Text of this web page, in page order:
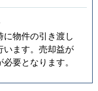
物件の引き渡し
います。売却益が
要となります。